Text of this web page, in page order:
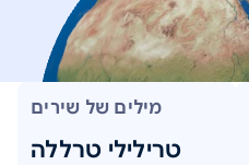
מילים של שירים
טרילילי טרללה